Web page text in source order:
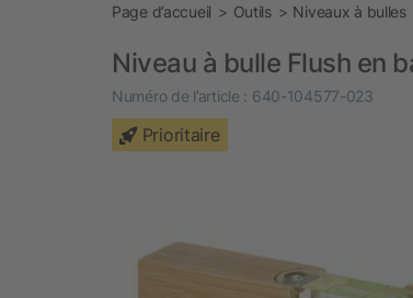
Page d’accueil Outils Niveaux à bulles
Niveau à bulle Flush en
Numéro de l’article : 640-104577-023
Prioritaire